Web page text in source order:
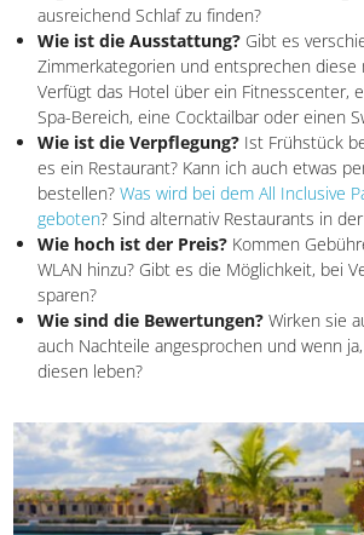
Wie ist die Lage?Ist das Hotel mit meiner
Anreiseart bequem zu erreichen? Kann
meine gewünschten Ziele einfach
sogar der Strand vor der Tür? Ist die
um ausreichend Schlaf zu finden?
Wie ist die Ausstattung?Gibt es
Zimmerkategorien und entsprechen diese
Verfügt das Hotel über ein Fitnesscenter,
einen Spa-Bereich, eine Cocktailbar oder
Swimmingpool?
Wie ist die Verpflegung?
Gibt es ein Restaurant? Kann ich auch
Zimmerservice bestellen?Was wird bei
an Speisen geboten
oder WLAN hinzu? Gibt es die Möglichkeit,
sparen?
Wie sind die Bewertungen?Wirken sie
Werden auch Nachteile angesprochen
ich mit diesen leben?